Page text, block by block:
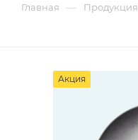
Главная — Продукция
Акция